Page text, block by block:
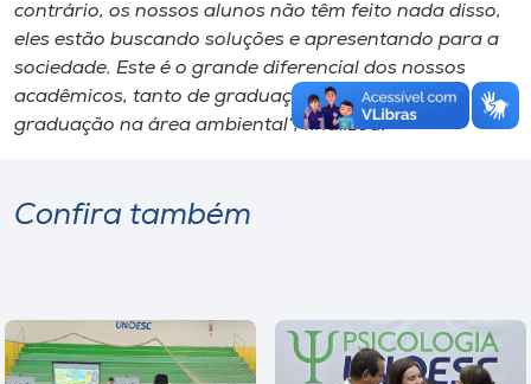
contrário, os nossos alunos não têm feito nada disso,
eles estão buscando soluções e apresentando para a
sociedade. Este é o grande diferencial dos nossos
acadêmicos, tanto de graduação como de pós-
graduação na área ambiental”, finalizou.
Confira também